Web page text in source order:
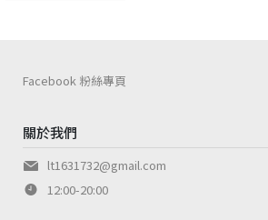
關於我們
lt1631732@gmail.com
12:00-20:00
Facebook 粉絲專頁